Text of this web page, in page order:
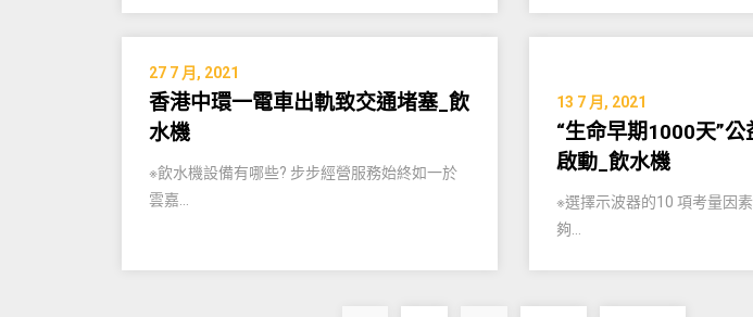
27 7 月, 2021
香港中環一電車出軌致交通堵塞_飲
水機
※飲水機設備有哪些? 步步經營服務始終如一於
雲嘉…
13 7 月, 2021
“生命早期1000天”公
啟動_飲水機
※選擇示波器的10 項考量因
夠…